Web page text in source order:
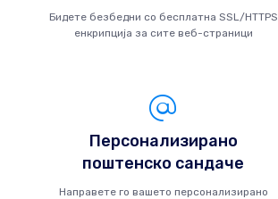
Бидете безбедни со бесплатна SSL/HTTPS
енкрипција за сите веб-страници
Персонализирано
поштенско сандаче
Направете го вашето персонализирано